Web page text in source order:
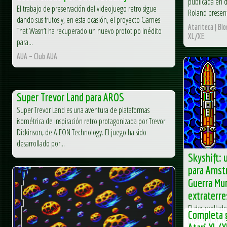
El trabajo de preservación del videojuego retro sigue
dando sus frutos y, en esta ocasión, el proyecto Games
That Wasn’t ha recuperado un nuevo prototipo inédito
para...
AUA – Club AUA
Roland
Atariteca |
XL/XE.
Skyshift:
para
Guerra
El
presentado
Super Trevor Land para AROS
Super Trevor Land es una aventura de plataformas
isométrica de inspiración retro protagonizada por Trevor
Dickinson, de A-EON Technology. El juego ha sido
desarrollado por...
Completa